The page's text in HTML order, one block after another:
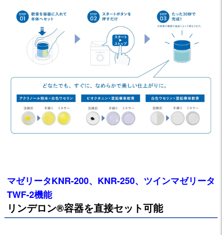
マゼリータKNR-200、KNR-250、ツインマゼリータ
TWF-2機能
リンデロン®容器を直接セット可能